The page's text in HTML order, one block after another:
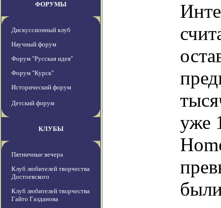
ФОРУМЫ
Дискуссионный клуб
Научный форум
Форум "Русская идея"
Форум "Курск"
Исторический форум
Детский форум
КЛУБЫ
Пятничные вечера
Клуб любителей творчества
Достоевского
Клуб любителей творчества
Гайто Газданова
уже